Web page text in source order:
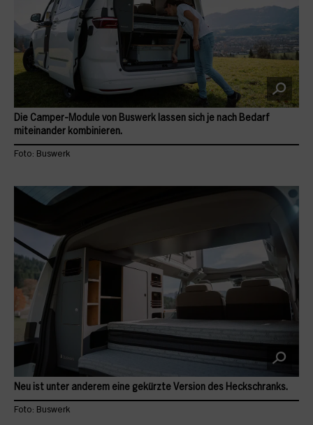
Die Camper-Module von Buswerk lassen sich je nach Bedarf
miteinander kombinieren.
Foto: Buswerk
Neu ist unter anderem eine gekürzte Version des Heckschranks.
Foto: Buswerk